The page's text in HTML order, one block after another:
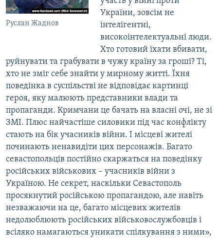
Руслан Жаднов
України, зовсім не
інтелігентні,
високоінтелектуальні люди.
Хто готовий їхати вбивати,
руйнувати та грабувати в чужу країну за гроші? Ті,
хто не зміг себе знайти у мирному житті. Їхня
поведінка в суспільстві не відповідає картинці
героя, яку малюють представники влади та
пропаганди. Кримчани це бачать на власні очі, не зі
ЗМІ. Плюс найчастіше силовики під час конфлікту
стають на бік учасників війни. І місцеві жителі
починають ненавидіти цих персонажів. Багато
севастопольців постійно скаржаться на поведінку
російських військових – учасників війни з
Україною. Не секрет, наскільки Севастополь
просякнутий російською пропагандою, але навіть
незважаючи на це, багато місцевих жителів
недолюблюють російських військовослужбовців і
всіляко намагаються уникати спілкування з ними»,